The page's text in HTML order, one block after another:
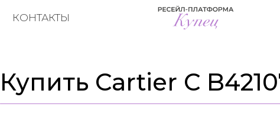
КОНТАКТЫ
Купить Cartier C